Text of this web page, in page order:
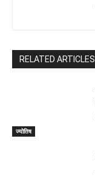
RELATED ARTICLES
ज्योतिष